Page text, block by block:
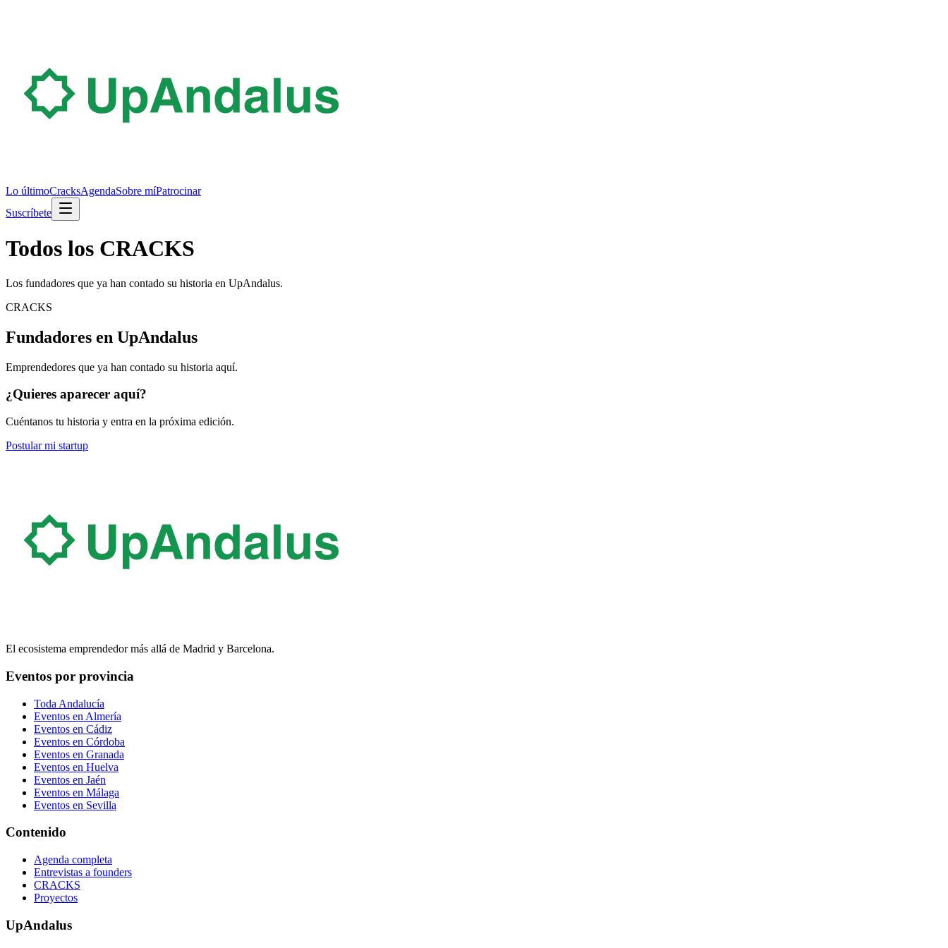
Lo últimoCracksAgendaSobre míPatrocinar
Suscríbete
Todos los CRACKS
Los fundadores que ya han contado su historia en UpAndalus.
CRACKS
Fundadores en UpAndalus
Emprendedores que ya han contado su historia aquí.
¿Quieres aparecer aquí?
Cuéntanos tu historia y entra en la próxima edición.
Postular mi startup
El ecosistema emprendedor más allá de Madrid y Barcelona.
Eventos por provincia
Toda Andalucía
Eventos en Almería
Eventos en Cádiz
Eventos en Córdoba
Eventos en Granada
Eventos en Huelva
Eventos en Jaén
Eventos en Málaga
Eventos en Sevilla
Contenido
Agenda completa
Entrevistas a founders
CRACKS
Proyectos
UpAndalus